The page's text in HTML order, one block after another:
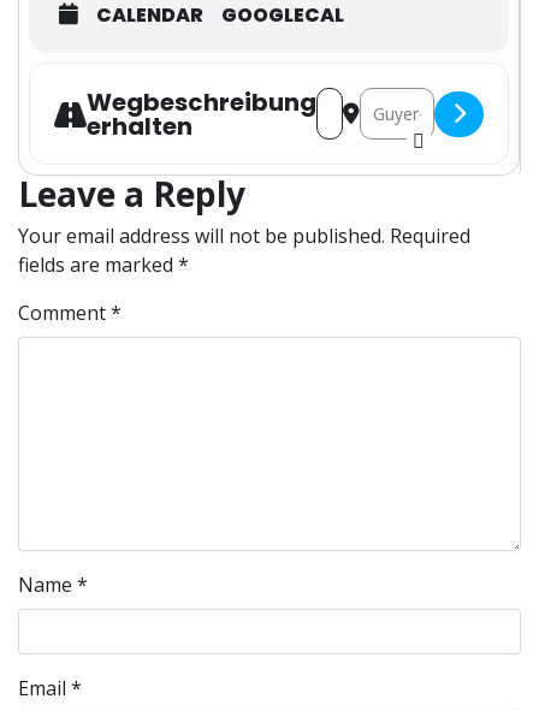
CALENDAR GOOGLECAL
Wegbeschreibung
erhalten
Address -Destination Address -
Leave a Reply
Your email address will not be published. Required
fields are marked *
Comment*
Name *
Email *